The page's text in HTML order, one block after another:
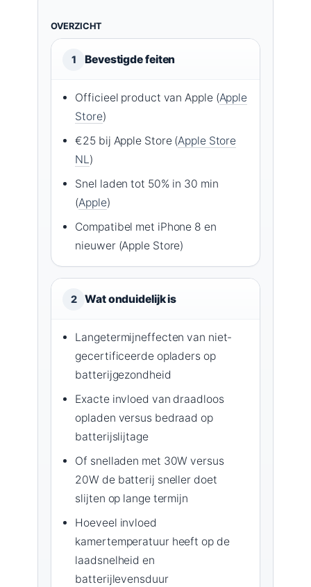
OVERZICHT
1 Bevestigde feiten
Officieel product van Apple (Apple
Store)
€25 bij Apple Store (Apple Store
NL)
Snel laden tot 50% in 30 min
(Apple)
Compatibel met iPhone 8 en
nieuwer (Apple Store)
2 Wat onduidelijk is
Langetermijneffecten van niet-
gecertificeerde opladers op
batterijgezondheid
Exacte invloed van draadloos
opladen versus bedraad op
batterijslijtage
Of snelladen met 30W versus
20W de batterij sneller doet
slijten op lange termijn
Hoeveel invloed
kamertemperatuur heeft op de
laadsnelheid en
batterijlevensduur